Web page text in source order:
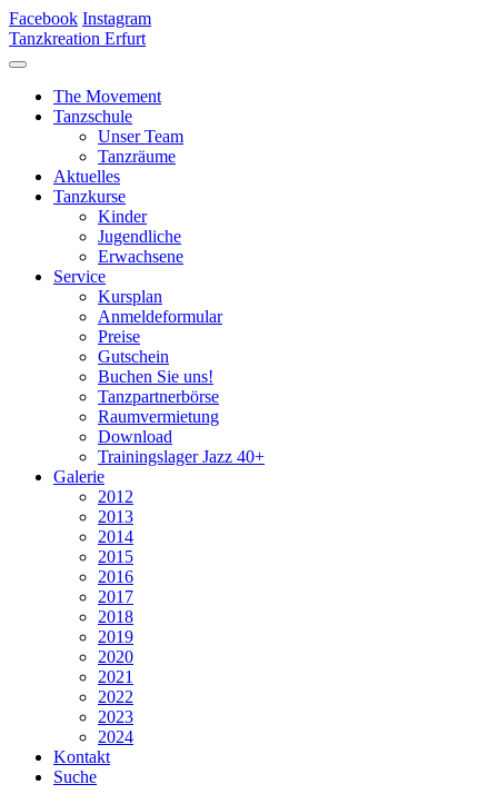
Facebook Instagram
Tanzkreation Erfurt
The Movement
Tanzschule
Unser Team
Tanzräume
Aktuelles
Tanzkurse
Kinder
Jugendliche
Erwachsene
Service
Kursplan
Anmeldeformular
Preise
Gutschein
Buchen Sie uns!
Tanzpartnerbörse
Raumvermietung
Download
Trainingslager Jazz 40+
Galerie
2012
2013
2014
2015
2016
2017
2018
2019
2020
2021
2022
2023
2024
Kontakt
Suche